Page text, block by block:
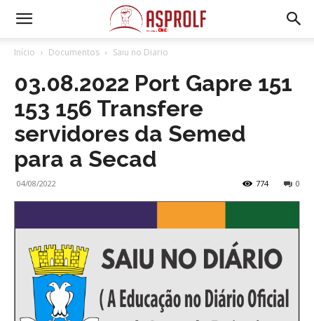
Início Documentos Saiu no Diario
03.08.2022 Port Gapre 151
153 156 Transfere
servidores da Semed
para a Secad
04/08/2022 0
774